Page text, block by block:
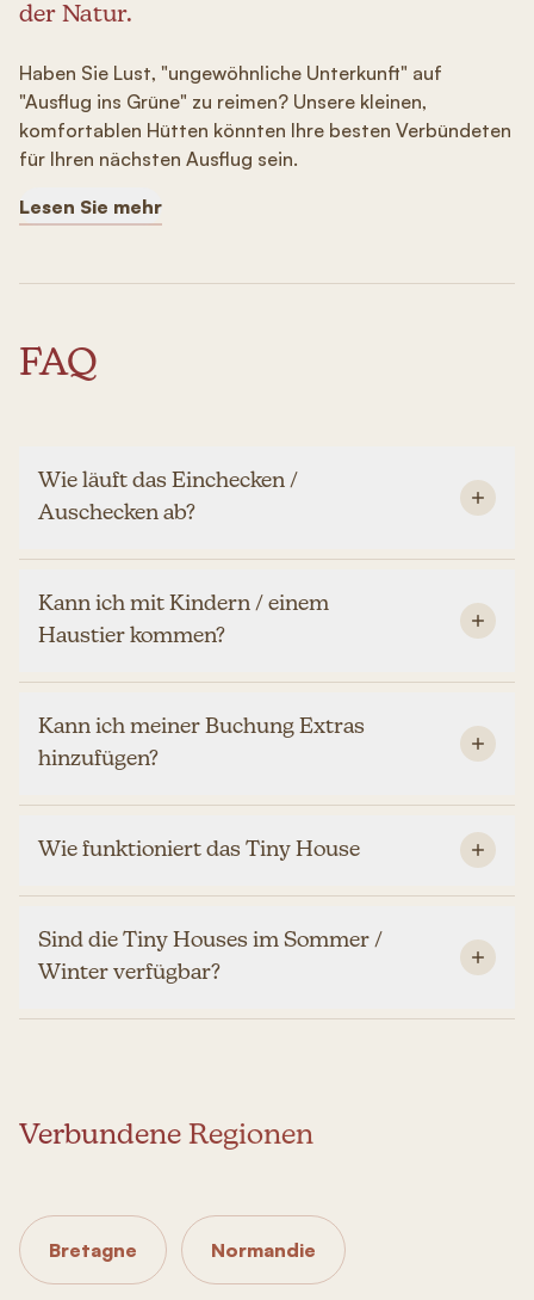
der Natur.
Haben Sie Lust, "ungewöhnliche Unterkunft" auf
"Ausflug ins Grüne" zu reimen? Unsere kleinen,
komfortablen Hütten könnten Ihre besten Verbündeten
für Ihren nächsten Ausflug sein.
Lesen Sie mehr
FAQ
Wie läuft das Einchecken /
Auschecken ab?
Kann ich mit Kindern / einem
Haustier kommen?
Kann ich meiner Buchung Extras
hinzufügen?
Wie funktioniert das Tiny House
Sind die Tiny Houses im Sommer /
Winter verfügbar?
Verbundene Regionen
Bretagne Normandie